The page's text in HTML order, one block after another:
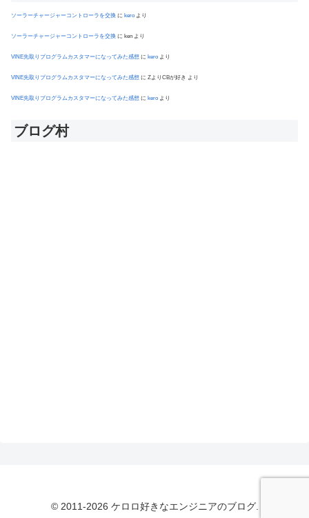
ソーラーチャージャーコントローラを交換 に kero より
ソーラーチャージャーコントローラを交換 に ken より
VINE先取りプログラムカスタマーになってみた感想 に kero より
VINE先取りプログラムカスタマーになってみた感想 に ZよりCBが好き より
VINE先取りプログラムカスタマーになってみた感想 に kero より
ブログ村
© 2011-2026 ケロロ好きなエンジニアのブログ.